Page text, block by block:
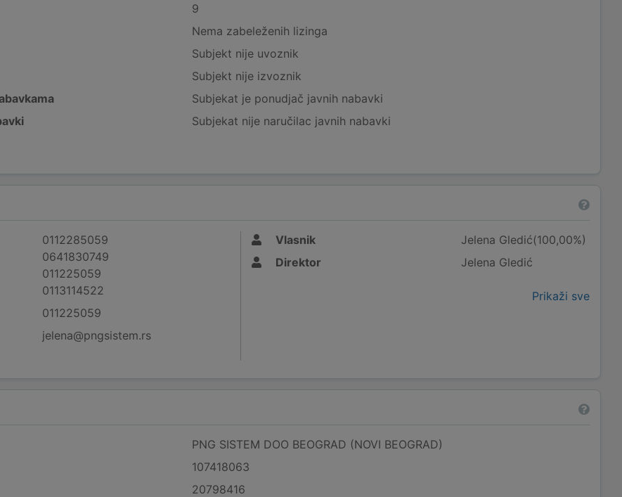
9
Nema zabeleženih lizinga
Subjekt nije uvoznik
Subjekt nije izvoznik
Subjekat je ponudjač javnih nabavki
Subjekat nije naručilac javnih nabavki
0112285059
0641830749
011225059
0113114522
011225059
jelena@pngsistem.rs
Vlasnik
Jelena Gledić(100,00%)
Direktor
Jelena Gledić
Prikaži sve
PNG SISTEM DOO BEOGRAD (NOVI BEOGRAD)
107418063
20798416